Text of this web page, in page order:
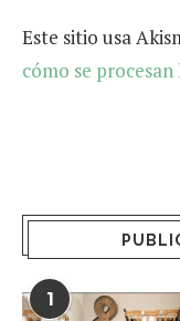
Este sitio usa
cómo se
1